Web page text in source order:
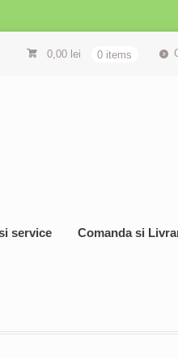
0,00 lei 0 items
service Comanda si